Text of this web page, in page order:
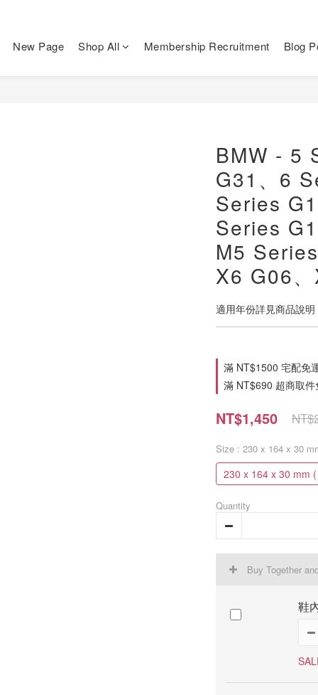
New Page Shop All Membership Recruitment Blog
BMW - 5
G31、6
Series
Series
M5
X6 G06
適用年份詳見商品說明
滿 NT$1500 宅配免
滿 NT$690 超商取
NT$1,450
Size : 230 x 164 x 30
230 x 164 x 30 mm
Quantity
Buy Together
鞋